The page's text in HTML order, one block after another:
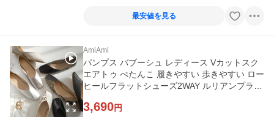
最安値を見る
AmiAmi
パンプス バブーシュ レディース Vカットスク
エアトゥ ぺたんこ 履きやすい 歩きやすい ロー
ヒールフラットシューズ2WAY ルリアンプラス
3,690円